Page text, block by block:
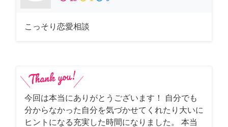
こっそり恋愛相談
今回は本当にありがとうございます！ 自分でも
分からなかった自分を気づかせてくれたり大いに
ヒントになる充実した時間になりました。 本当